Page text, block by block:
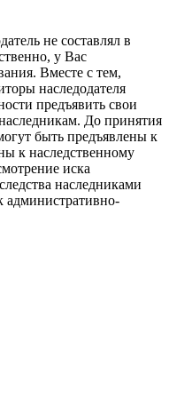
не составлял в
у Вас
Вместе с тем,
наследодателя
предъявить свои
До принятия
быть предъявлены к
к наследственному
иска
наследниками
административно-